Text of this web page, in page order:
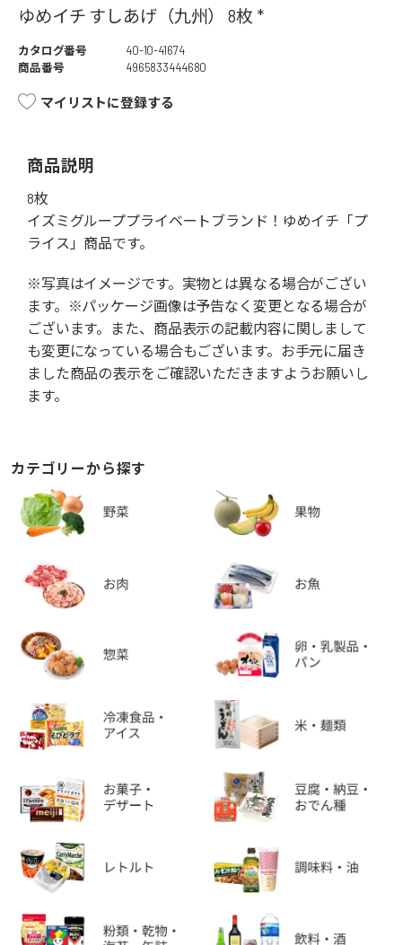
ゆめイチ すしあげ（九州） 8枚 *
カタログ番号
40-10-41674
商品番号
4965833444680
マイリストに登録する
商品説明
8枚
イズミグループプライベートブランド！ゆめイチ「プ
ライス」商品です。
※写真はイメージです。実物とは異なる場合がござい
ます。※パッケージ画像は予告なく変更となる場合が
ございます。また、商品表示の記載内容に関しまして
も変更になっている場合もございます。お手元に届き
ました商品の表示をご確認いただきますようお願いし
ます。
カテゴリーから探す